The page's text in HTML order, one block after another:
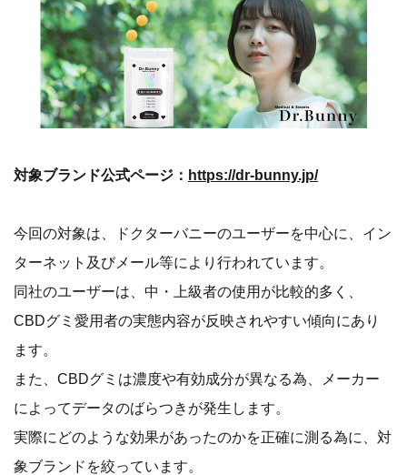
対象ブランド公式ページ： https://dr-bunny.jp/
今回の対象は、ドクターバニーのユーザーを中心に、イン
ターネット及びメール等により行われています。
同社のユーザーは、中・上級者の使用が比較的多く、
CBDグミ愛用者の実態内容が反映されやすい傾向にあり
ます。
また、CBDグミは濃度や有効成分が異なる為、メーカー
によってデータのばらつきが発生します。
実際にどのような効果があったのかを正確に測る為に、対
象ブランドを絞っています。